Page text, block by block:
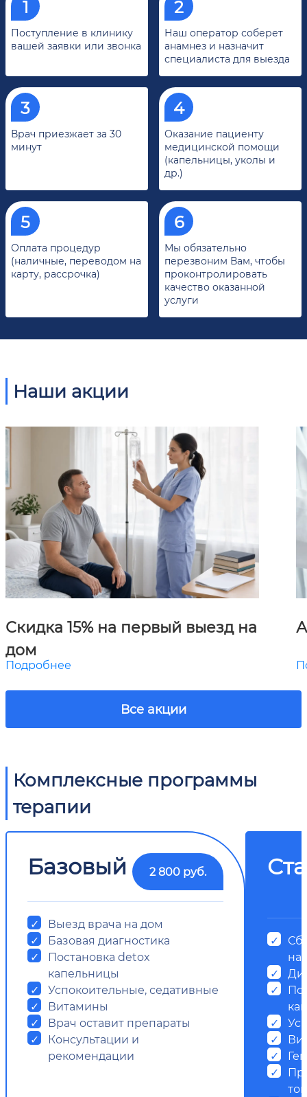
Поступление в клинику
вашей заявки или звонка
Наш оператор соберет
анамнез и назначит
специалиста для выезда
Врач приезжает за 30
минут
Оказание пациенту
медицинской помощи
(капельницы, уколы и
др.)
Оплата процедур
(наличные, переводом на
карту, рассрочка)
Мы обязательно
перезвоним Вам, чтобы
проконтролировать
качество оказанной
услуги
Наши акции
Скидка 15% на первый выезд на
дом
Подробнее
Все акции
Комплексные программы
терапии
Базовый 2 800 руб.
Выезд врача на дом
Базовая диагностика
Постановка detox
капельницы
Успокоительные, седативные
Витамины
Врач оставит препараты
Консультации и
рекомендации
на